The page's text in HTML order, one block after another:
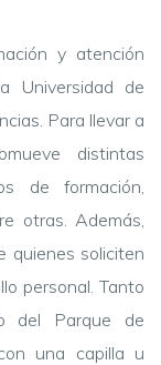
y atención
Universidad de
Para llevar a
distintas
de formación,
otras. Además,
quienes soliciten
personal. Tanto
del Parque de
una capilla u